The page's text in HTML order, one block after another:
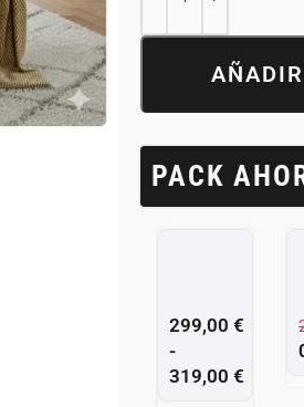
PACK
299,00 €
-
319,00 €